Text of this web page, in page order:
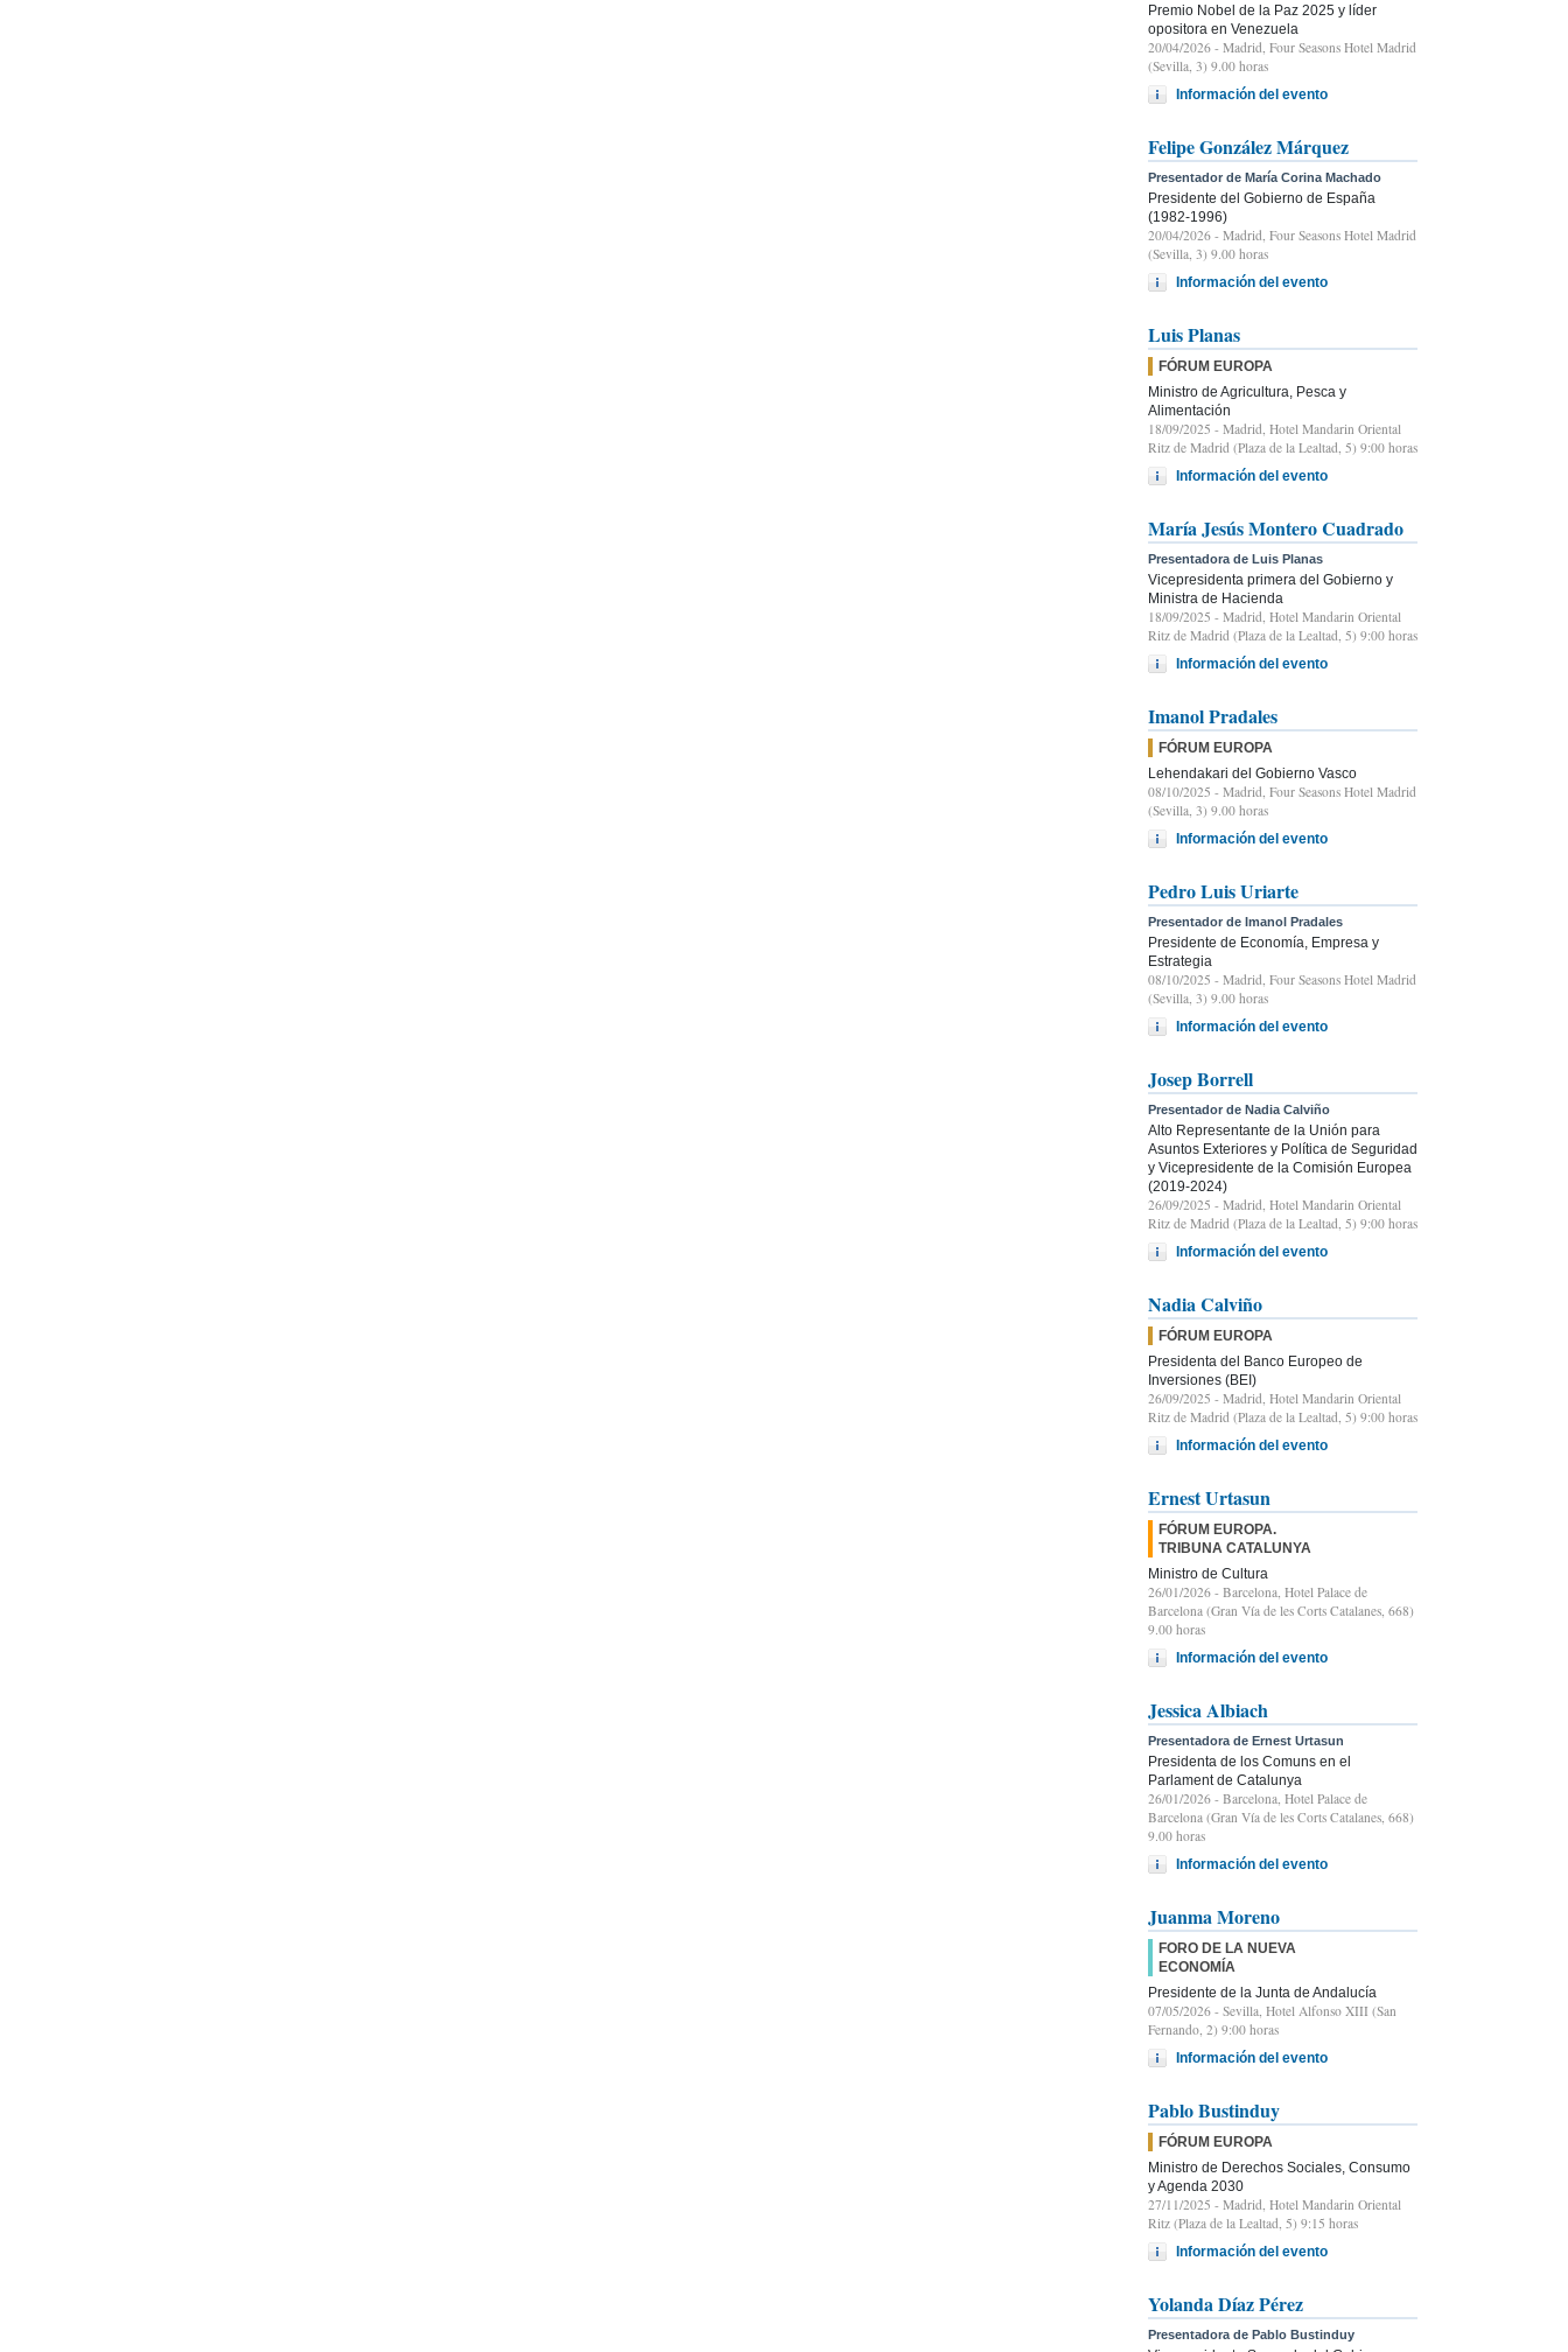
Premio Nobel de la Paz 2025 y líder
opositora en Venezuela
20/04/2026 - Madrid, Four Seasons Hotel Madrid
(Sevilla, 3) 9.00 horas
Información del evento
Felipe González Márquez
Presentador de María Corina Machado
Presidente del Gobierno de España
(1982-1996)
20/04/2026 - Madrid, Four Seasons Hotel Madrid
(Sevilla, 3) 9.00 horas
Información del evento
Luis Planas
FÓRUM EUROPA
Ministro de Agricultura, Pesca y
Alimentación
18/09/2025 - Madrid, Hotel Mandarin Oriental
Ritz de Madrid (Plaza de la Lealtad, 5) 9:00 horas
Información del evento
María Jesús Montero Cuadrado
Presentadora de Luis Planas
Vicepresidenta primera del Gobierno y
Ministra de Hacienda
18/09/2025 - Madrid, Hotel Mandarin Oriental
Ritz de Madrid (Plaza de la Lealtad, 5) 9:00 horas
Información del evento
Imanol Pradales
FÓRUM EUROPA
Lehendakari del Gobierno Vasco
08/10/2025 - Madrid, Four Seasons Hotel Madrid
(Sevilla, 3) 9.00 horas
Información del evento
Pedro Luis Uriarte
Presentador de Imanol Pradales
Presidente de Economía, Empresa y
Estrategia
08/10/2025 - Madrid, Four Seasons Hotel Madrid
(Sevilla, 3) 9.00 horas
Información del evento
Josep Borrell
Presentador de Nadia Calviño
Alto Representante de la Unión para
Asuntos Exteriores y Política de Seguridad
y Vicepresidente de la Comisión Europea
(2019-2024)
26/09/2025 - Madrid, Hotel Mandarin Oriental
Ritz de Madrid (Plaza de la Lealtad, 5) 9:00 horas
Información del evento
Nadia Calviño
FÓRUM EUROPA
Presidenta del Banco Europeo de
Inversiones (BEI)
26/09/2025 - Madrid, Hotel Mandarin Oriental
Ritz de Madrid (Plaza de la Lealtad, 5) 9:00 horas
Información del evento
Ernest Urtasun
FÓRUM EUROPA.
TRIBUNA CATALUNYA
Ministro de Cultura
26/01/2026 - Barcelona, Hotel Palace de
Barcelona (Gran Vía de les Corts Catalanes, 668)
9.00 horas
Información del evento
Jessica Albiach
Presentadora de Ernest Urtasun
Presidenta de los Comuns en el
Parlament de Catalunya
26/01/2026 - Barcelona, Hotel Palace de
Barcelona (Gran Vía de les Corts Catalanes, 668)
9.00 horas
Información del evento
Juanma Moreno
FORO DE LA NUEVA
ECONOMÍA
Presidente de la Junta de Andalucía
07/05/2026 - Sevilla, Hotel Alfonso XIII (San
Fernando, 2) 9:00 horas
Información del evento
Pablo Bustinduy
FÓRUM EUROPA
Ministro de Derechos Sociales, Consumo
y Agenda 2030
27/11/2025 - Madrid, Hotel Mandarin Oriental
Ritz (Plaza de la Lealtad, 5) 9:15 horas
Información del evento
Yolanda Díaz Pérez
Presentadora de Pablo Bustinduy